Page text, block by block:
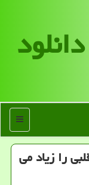
منو
را زیاد می